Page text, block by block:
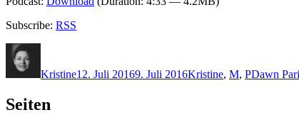
Subscribe: RSS
Kristine12. Juli 20169. Juli 2016Kristine, M, PDawn
Seiten